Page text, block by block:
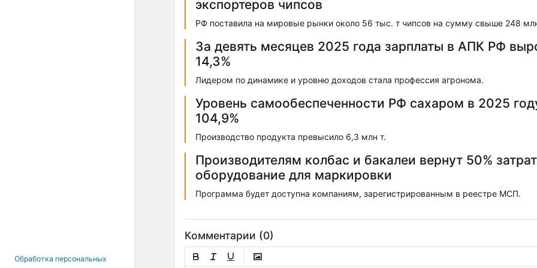
Обработка персональных
экспортеров чипсов
РФ поставила на мировые рынки около 56 тыс. т чипсов на сумму свыше 248
За девять месяцев 2025 года зарплаты в АПК РФ
14,3%
Лидером по динамике и уровню доходов стала профессия агронома.
Уровень самообеспеченности РФ сахаром в 2025
104,9%
Производство продукта превысило 6,3 млн т.
Производителям колбас и бакалеи вернут 50%
оборудование для маркировки
Программа будет доступна компаниям, зарегистрированным в реестре МСП.
Комментарии (0)